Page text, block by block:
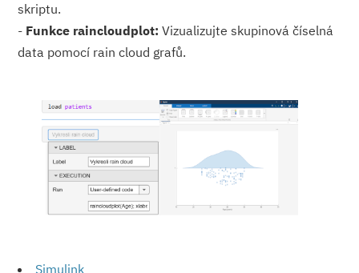
skriptu.
- Funkce raincloudplot: Vizualizujte skupinová číselná
data pomocí rain cloud grafů.
Simulink